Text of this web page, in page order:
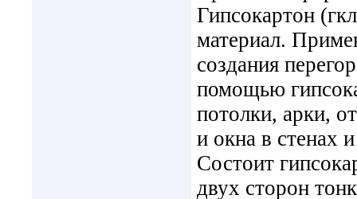
Гипсокартон
материал.
создания
помощью
потолки, арки,
и окна в стенах
Состоит
двух сторон